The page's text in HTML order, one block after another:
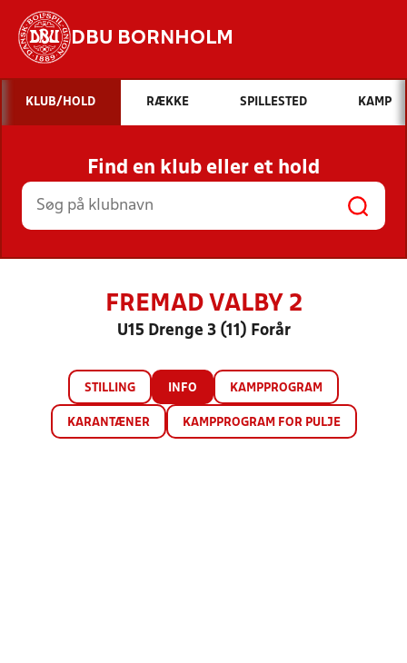
DBU BORNHOLM
Hvad vil du søge efter?
INDHOLD OG NYHEDER
STILLINGER, RESULTATER, KLUBBER OG
HOLD
KLUB/HOLD RÆKKE SPILLESTED KAMP
Find en klub eller et hold
FREMAD VALBY 2
U15 Drenge 3 (11) Forår
STILLING INFO KAMPPROGRAM
KARANTÆNER KAMPPROGRAM FOR PULJE